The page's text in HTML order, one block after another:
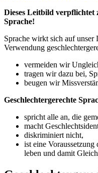
Dieses Leitbild verpflichtet
Sprache!
Sprache wirkt sich auf
Verwendung
vermeiden wir
tragen wir dazu bei,
beugen wir
Geschlechtergerechte
spricht alle an, die
macht
diskriminiert nicht,
ist eine
leben und damit